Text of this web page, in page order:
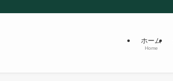
ホーム
Home